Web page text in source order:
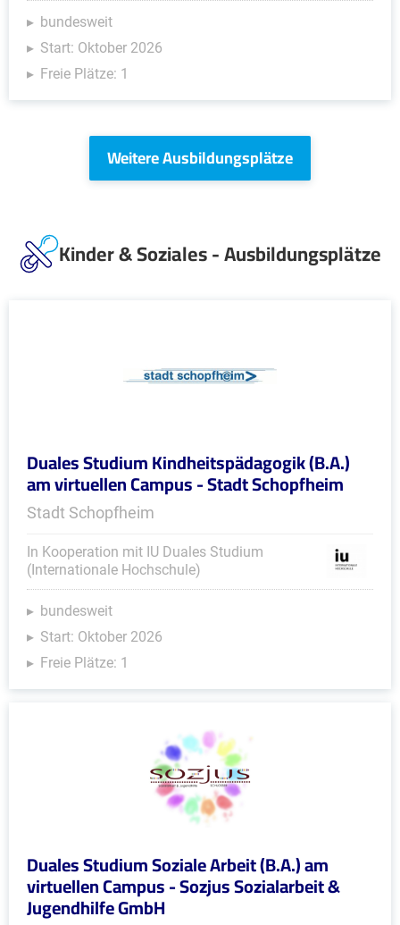
bundesweit
Start: Oktober 2026
Freie Plätze: 1
Weitere Ausbildungsplätze
Kinder & Soziales - Ausbildungsplätze
Duales Studium Kindheitspädagogik (B.A.)
am virtuellen Campus - Stadt Schopfheim
Stadt Schopfheim
In Kooperation mit IU Duales Studium
(Internationale Hochschule)
bundesweit
Start: Oktober 2026
Freie Plätze: 1
Duales Studium Soziale Arbeit (B.A.) am
virtuellen Campus - Sozjus Sozialarbeit &
Jugendhilfe GmbH